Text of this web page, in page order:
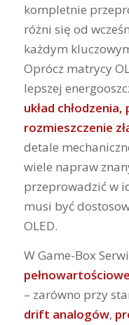
kompletnie
różni się od
każdym
Oprócz matrycy
lepszej
układ chłodzenia,
rozmieszczenie
detale
wiele napraw
przeprowadzić w
musi być
OLED.
W Game-Box
– zarówno przy
drift analogów,